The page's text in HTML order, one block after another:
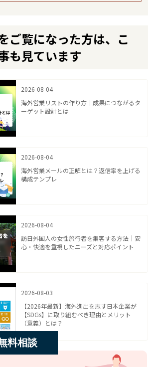
ご覧になった方は、こ
も見ています
2026-08-04
海外営業リストの作り方｜成果につながるタ
ーゲット設計とは
2026-08-04
海外営業メールの正解とは？返信率を上げる
構成テンプレ
2026-08-04
訪日外国人の女性旅行者を集客する方法｜安
心・快適を重視したニーズと対応ポイント
2026-08-03
【2026年最新】海外進出を志す日本企業が
【SDGs】に取り組むべき理由とメリット
（意義）とは？
料相談